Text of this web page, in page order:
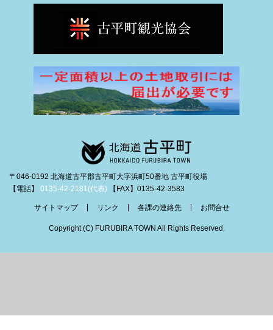
〒046-0192 北海道古平郡古平町大字浜町50番地 古平町役場
【電話】 0135-42-2181(代表) 【FAX】0135-42-3583
サイトマップ リンク 各課の連絡先 お問合せ
Copyright (C) FURUBIRA TOWN All Rights Reserved.